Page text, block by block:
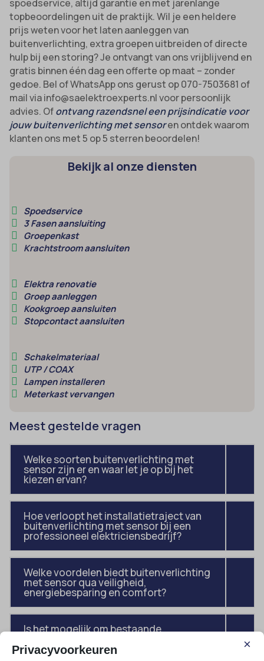
spoedservice, altijd garantie en met jarenlange
topbeoordelingen uit de praktijk. Wil je een heldere
prijs weten voor het laten aanleggen van
buitenverlichting, extra groepen uitbreiden of directe
hulp bij een storing? Je ontvangt van ons vrijblijvend en
gratis binnen één dag een offerte op maat – zonder
gedoe. Bel of WhatsApp ons gerust op 070-7503681 of
mail via info@saelektroexperts.nl voor persoonlijk
advies. Ofontvang razendsnel een prijsindicatie voor
jouw buitenverlichting met sensoren ontdek waarom
klanten ons met 5 op 5 sterren beoordelen!
Bekijk al onze diensten
Spoedservice
3 Fasen aansluiting
Groepenkast
Krachtstroom aansluiten
Elektra renovatie
Groep aanleggen
Kookgroep aansluiten
Stopcontact aansluiten
Schakelmateriaal
UTP / COAX
Lampen installeren
Meterkast vervangen
Meest gestelde vragen
Welke soorten buitenverlichting met
sensor zijn er en waar let je op bij het
kiezen ervan?
Hoe verloopt het installatietraject van
buitenverlichting met sensor bij een
professioneel elektriciensbedrijf?
Welke voordelen biedt buitenverlichting
met sensor qua veiligheid,
energiebesparing en comfort?
Is het mogelijk om bestaande
bewegingssensor of slimme technologie?
Privacyvoorkeuren ×